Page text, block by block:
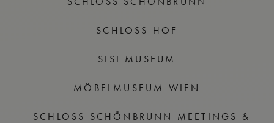
SCHLOSS HOF
SISI MUSEUM
MÖBELMUSEUM WIEN
SCHLOSS SCHÖNBRUNN MEETINGS &